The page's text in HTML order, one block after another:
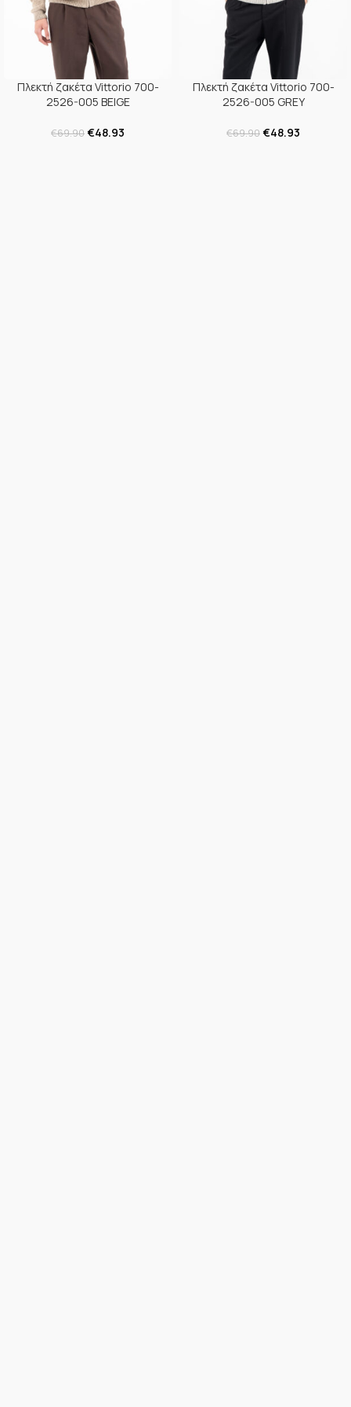
Πλεκτή ζακέτα Vittorio 700-
2526-005 BEIGE
€69.90€48.93
Πλεκτή ζακέτα Vittorio 700-
2526-005 GREY
€69.90€48.93